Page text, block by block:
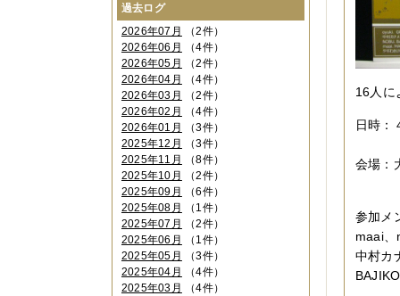
16人に
日時：
会場：
参加メ
maai、
中村カ
過去ログ
2026年07月
（2件）
2026年06月
（4件）
2026年05月
（2件）
2026年04月
（4件）
2026年03月
（2件）
2026年02月
（4件）
2026年01月
（3件）
2025年12月
（3件）
2025年11月
（8件）
2025年10月
（2件）
2025年09月
（6件）
2025年08月
（1件）
2025年07月
（2件）
2025年06月
（1件）
2025年05月
（3件）
2025年04月
（4件）
2025年03月
（4件）